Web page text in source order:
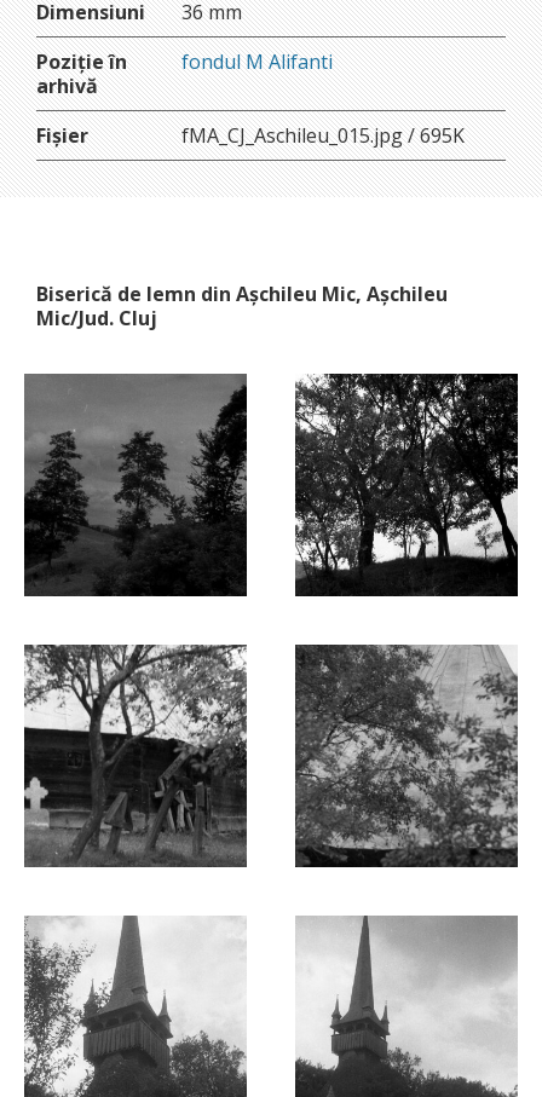
Dimensiuni
36 mm
Poziție în
arhivă
fondul M Alifanti
Fișier fMA_CJ_Aschileu_015.jpg / 695K
Biserică de lemn din Așchileu Mic, Așchileu
Mic/Jud. Cluj